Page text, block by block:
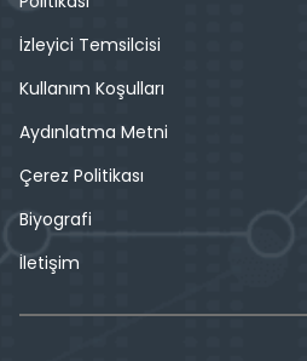
İzleyici Temsilcisi
Kullanım Koşulları
Aydınlatma Metni
Çerez Politikası
Biyografi
İletişim